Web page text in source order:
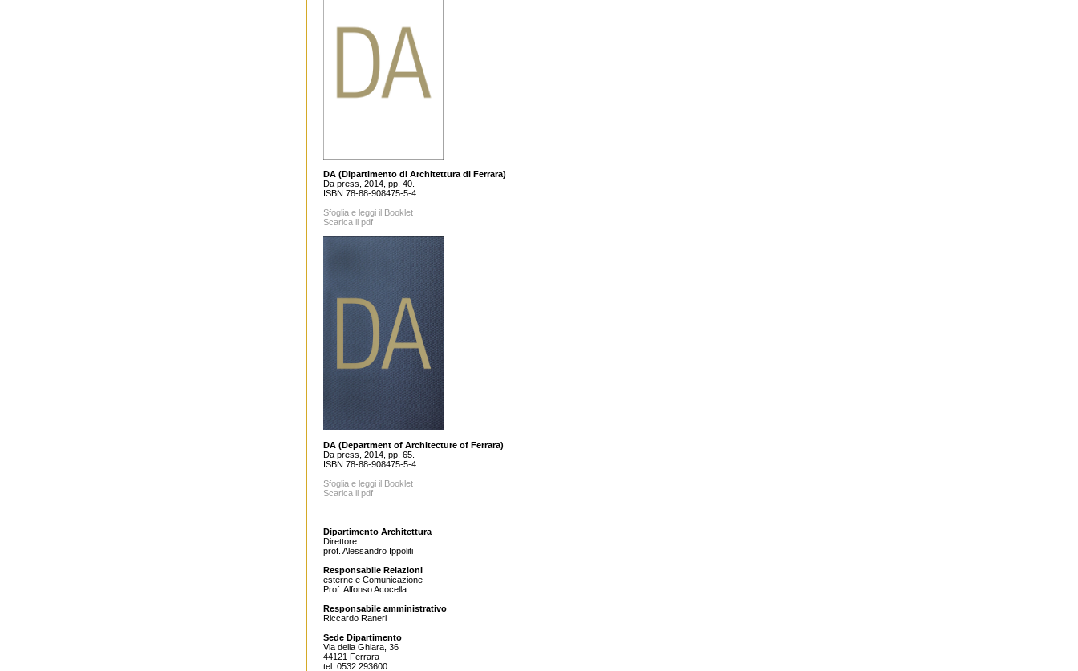
DA (Dipartimento di Architettura di Ferrara)
Da press, 2014, pp. 40.
ISBN 78-88-908475-5-4
Sfoglia e leggi il Booklet
Scarica il pdf
DA (Department of Architecture of Ferrara)
Da press, 2014, pp. 65.
ISBN 78-88-908475-5-4
Sfoglia e leggi il Booklet
Scarica il pdf
Dipartimento Architettura
Direttore
prof. Alessandro Ippoliti
Responsabile Relazioni
esterne e Comunicazione
Prof. Alfonso Acocella
Responsabile amministrativo
Riccardo Raneri
Sede Dipartimento
Via della Ghiara, 36
44121 Ferrara
tel. 0532.293600